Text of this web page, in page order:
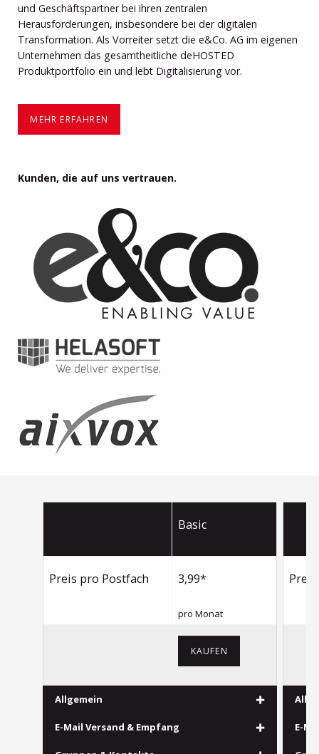
und Geschäftspartner bei ihren zentralen
Herausforderungen, insbesondere bei der digitalen
Transformation. Als Vorreiter setzt die e&Co. AG im eigenen
Unternehmen das gesamtheitliche deHOSTED
Produktportfolio ein und lebt Digitalisierung vor.
MEHR ERFAHREN
Kunden, die auf uns vertrauen.
Basic
Preis pro Postfach 3,99*
pro Monat
KAUFEN
Allgemein
E-Mail Versand & Empfang E-